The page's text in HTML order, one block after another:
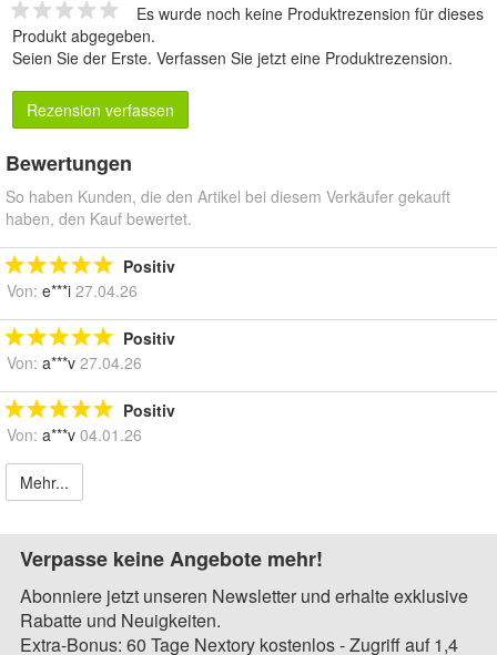
Es wurde noch keine Produktrezension für dieses
Produkt abgegeben.
Seien Sie der Erste. Verfassen Sie jetzt eine Produktrezension.
Rezension verfassen
Bewertungen
So haben Kunden, die den Artikel bei diesem Verkäufer gekauft
haben, den Kauf bewertet.
Positiv
Von: e***i 27.04.26
Positiv
Von: a***v 27.04.26
Positiv
Von: a***v 04.01.26
Mehr...
Verpasse keine Angebote mehr!
Abonniere jetzt unseren Newsletter und erhalte exklusive
Rabatte und Neuigkeiten.
Extra-Bonus: 60 Tage Nextory kostenlos - Zugriff auf 1,4